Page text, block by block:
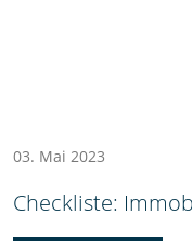
03. Mai 2023
Checkliste: